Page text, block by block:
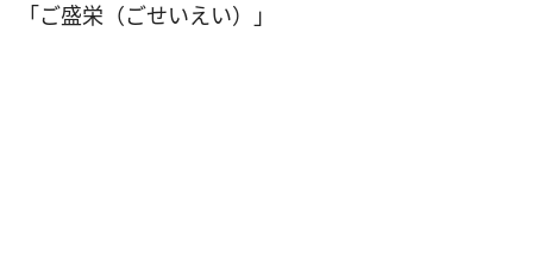
「ご盛栄（ごせいえい）」